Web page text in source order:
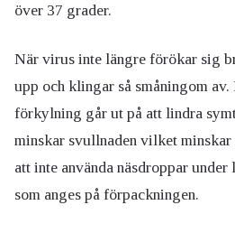
över 37 grader.
När virus inte längre förökar sig
upp och klingar så småningom
förkylning går ut på att lindra
minskar svullnaden vilket
att inte använda näsdroppar
som anges på förpackningen.